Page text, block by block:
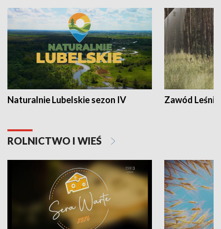
Naturalnie Lubelskie sezon IV Zawód Leśnik
ROLNICTWO I WIEŚ